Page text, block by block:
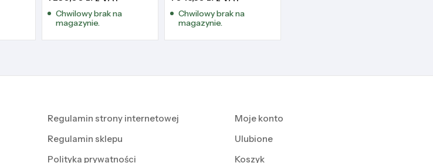
CF533A
Chwilowy brak na
magazynie.
4201 4301 4303
Chwilowy brak na
magazynie.
Regulamin strony internetowej
Regulamin sklepu
Polityka prywatności
Moje konto
Ulubione
Koszyk